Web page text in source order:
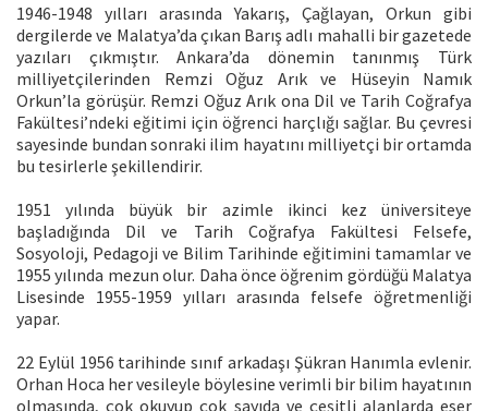
1946-1948 yılları arasında Yakarış, Çağlayan, Orkun gibi
dergilerde ve Malatya’da çıkan Barış adlı mahalli bir gazetede
yazıları çıkmıştır. Ankara’da dönemin tanınmış Türk
milliyetçilerinden Remzi Oğuz Arık ve Hüseyin Namık
Orkun’la görüşür. Remzi Oğuz Arık ona Dil ve Tarih Coğrafya
Fakültesi’ndeki eğitimi için öğrenci harçlığı sağlar. Bu çevresi
sayesinde bundan sonraki ilim hayatını milliyetçi bir ortamda
bu tesirlerle şekillendirir.
1951 yılında büyük bir azimle ikinci kez üniversiteye
başladığında Dil ve Tarih Coğrafya Fakültesi Felsefe,
Sosyoloji, Pedagoji ve Bilim Tarihinde eğitimini tamamlar ve
1955 yılında mezun olur. Daha önce öğrenim gördüğü Malatya
Lisesinde 1955-1959 yılları arasında felsefe öğretmenliği
yapar.
22 Eylül 1956 tarihinde sınıf arkadaşı Şükran Hanımla evlenir.
Orhan Hoca her vesileyle böylesine verimli bir bilim hayatının
olmasında, çok okuyup çok sayıda ve çeşitli alanlarda eser